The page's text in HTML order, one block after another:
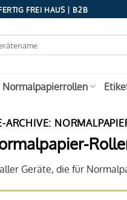
FREI HAUS | B2B
Normalpapierrollen
ARCHIVE:
Geräte, die für